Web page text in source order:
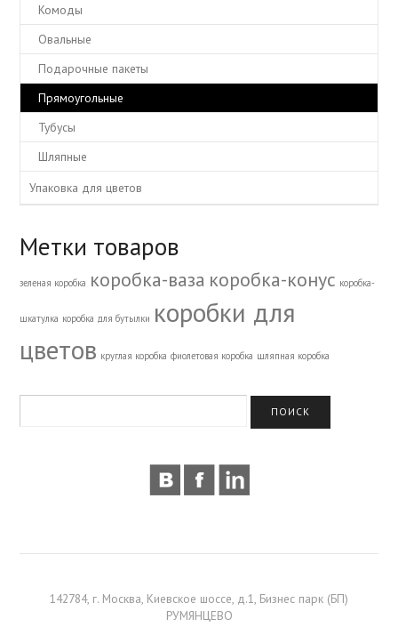
Комоды
Овальные
Подарочные пакеты
Прямоугольные
Тубусы
Шляпные
Упаковка для цветов
Метки товаров
зеленая коробка коробка-ваза коробка-конус коробка-
шкатулка коробка для бутылки коробки для
цветов круглая коробка фиолетовая коробка шляпная коробка
142784, г. Москва, Киевское шоссе, д.1, Бизнес парк (БП)
РУМЯНЦЕВО